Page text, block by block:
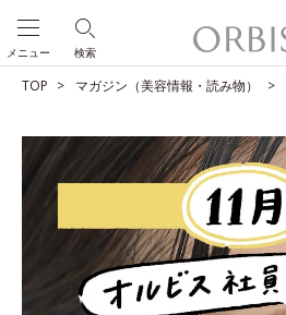
検索
メニュー
TOP マガジン（美容情報・読み物）